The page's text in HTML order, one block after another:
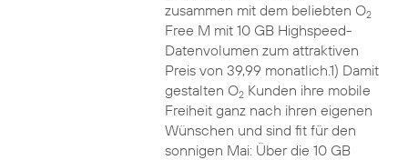
zusammen mit dem beliebten O2
Free M mit 10 GB Highspeed-
Datenvolumen zum attraktiven
Preis von 39,99 monatlich.1) Damit
gestalten O2Kunden ihre mobile
Freiheit ganz nach ihren eigenen
Wünschen und sind fit für den
sonnigen Mai: Über die 10 GB